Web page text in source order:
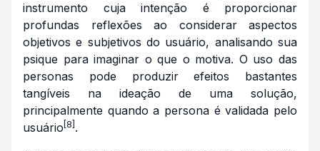
instrumento cuja intenção é proporcionar
profundas reflexões ao considerar aspectos
objetivos e subjetivos do usuário, analisando sua
psique para imaginar o que o motiva. O uso das
personas pode produzir efeitos bastantes
tangíveis na ideação de uma solução,
principalmente quando a persona é validada pelo
usuário [8] .